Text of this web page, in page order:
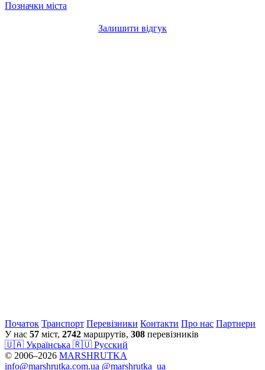
Позначки міста
Залишити відгук
Початок Транспорт Перевiзники Контакти Про нас Партнери
У нас 57 міст, 2742 маршрутів, 308 перевізників
🇺🇦 Українська 🇷🇺 Русский
© 2006–2026 MARSHRUTKA
info@marshrutka.com.ua @marshrutka_ua